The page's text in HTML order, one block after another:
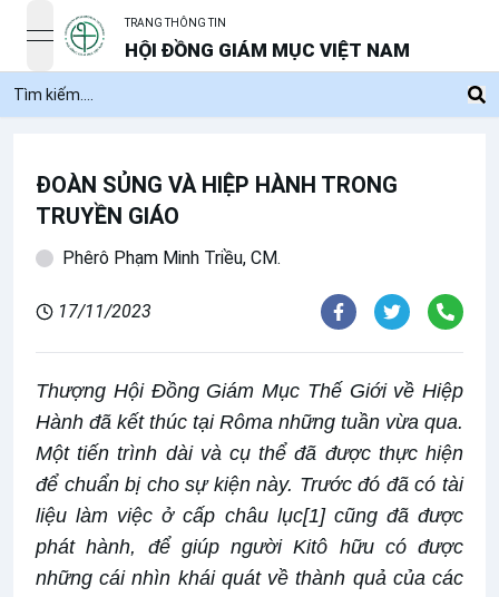
open navigation menu
TRANG THÔNG TIN
HỘI ĐỒNG GIÁM MỤC VIỆT NAM
ĐOÀN SỦNG VÀ HIỆP HÀNH TRONG
TRUYỀN GIÁO
Phêrô Phạm Minh Triều, CM.
17/11/2023
Thượng Hội Đồng Giám Mục Thế Giới về Hiệp
Hành đã kết thúc tại Rôma những tuần vừa qua.
Một tiến trình dài và cụ thể đã được thực hiện
để chuẩn bị cho sự kiện này. Trước đó đã có tài
liệu làm việc ở cấp châu lục[1] cũng đã được
phát hành, để giúp người Kitô hữu có được
những cái nhìn khái quát về thành quả của các